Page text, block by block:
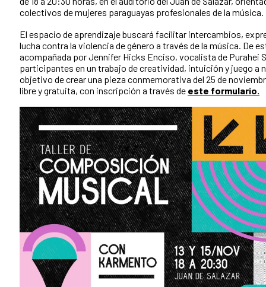
colectivos de mujeres paraguayas profesionales de la música.
El espacio de aprendizaje buscará facilitar intercambios,
lucha contra la violencia de género a través de la música. De
acompañada por Jennifer Hicks Enciso, vocalista de Purahei
participantes en un trabajo de creatividad, intuición y juego a
objetivo de crear una pieza conmemorativa del 25 de
libre y gratuita, con inscripción a través de este formulario.